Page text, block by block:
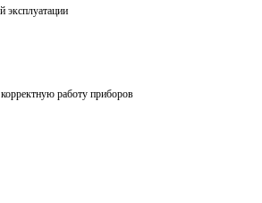
эксплуатации
работу приборов